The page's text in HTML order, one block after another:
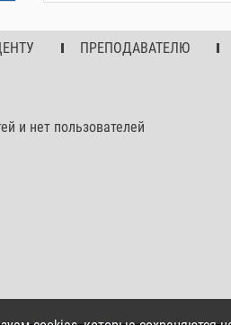
ПРЕПОДАВАТЕЛЮ
и нет пользователей